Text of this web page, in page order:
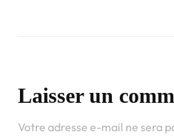
Laisser un
Votre adresse e-mail ne sera